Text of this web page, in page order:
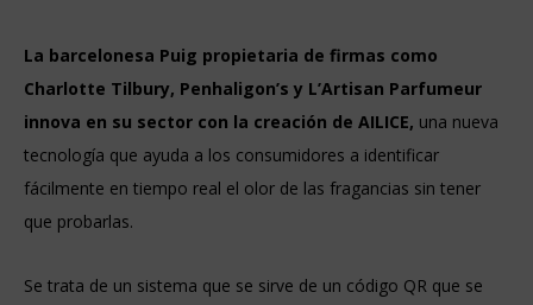
La barcelonesa Puig propietaria de firmas como
Charlotte Tilbury, Penhaligon’s y L’Artisan Parfumeur
innova en su sector con la creación de AILICE, una nueva
tecnología que ayuda a los consumidores a identificar
fácilmente en tiempo real el olor de las fragancias sin tener
que probarlas.
Se trata de un sistema que se sirve de un código QR que se